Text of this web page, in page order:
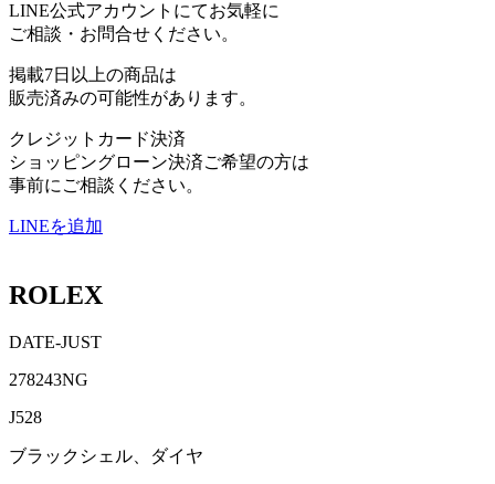
LINE公式アカウントにてお気軽に
ご相談・お問合せください。
掲載7日以上の商品は
販売済みの可能性があります。
クレジットカード決済
ショッピングローン決済ご希望の方は
事前にご相談ください。
LINEを追加
ROLEX
DATE-JUST
278243NG
J528
ブラックシェル、ダイヤ